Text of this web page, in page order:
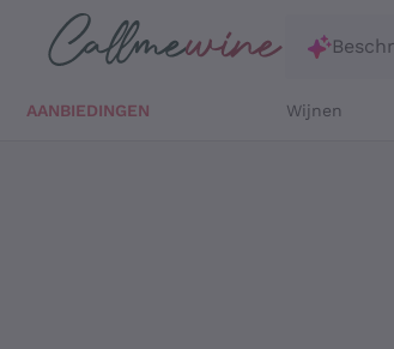
Ga direct naar de hoofdinhoud
AANBIEDINGEN Wijnen